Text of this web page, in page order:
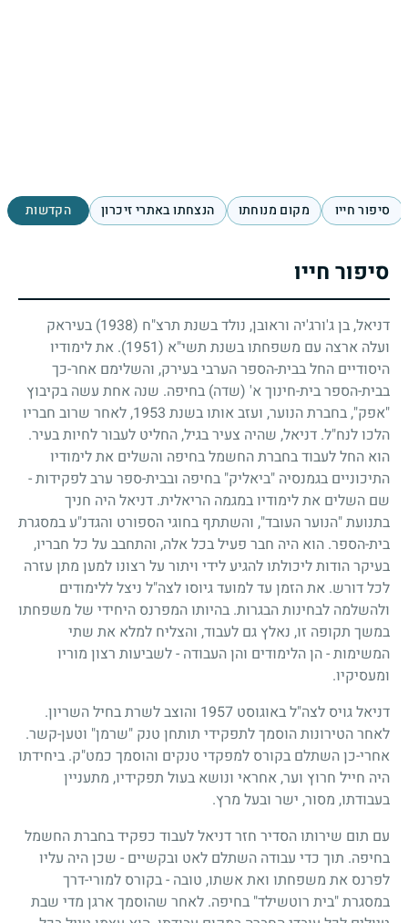
סיפור חייו מקום מנוחתו הנצחתו באתרי זיכרון הקדשות
סיפור חייו
דניאל, בן ג'ורג'יה וראובן, נולד בשנת תרצ"ח (1938)
בעיראק
ועלה ארצה עם משפחתו בשנת תשי"א (1951)
. את לימודיו
היסודיים החל בבית-הספר הערבי בעירק, והשלימם אחר-כך
בבית-הספר בית-חינוך א' (שדה) בחיפה. שנה אחת עשה בקיבוץ
"אפק", בחברת הנוער, ועזב אותו בשנת 1953, לאחר שרוב חבריו
הלכו לנח"ל. דניאל, שהיה צעיר בגיל, החליט לעבור לחיות בעיר.
הוא החל לעבוד בחברת החשמל בחיפה והשלים את לימודיו
התיכוניים בגמנסיה "ביאליק" בחיפה ובבית-ספר ערב לפקידות-
שם השלים את לימודיו במגמה הריאלית. דניאל היה חניך
בתנועת "הנוער העובד", והשתתף בחוגי הספורט והגדנ"ע במסגרת
בית-הספר. הוא היה חבר פעיל בכל אלה, והתחבב על כל חבריו,
בעיקר הודות ליכולתו להגיע לידי ויתור על רצונו למען מתן עזרה
לכל דורש. את הזמן עד למועד גיוסו לצה"ל ניצל ללימודים
ולהשלמה לבחינות הבגרות. בהיותו המפרנס היחידי של משפחתו
במשך תקופה זו, נאלץ גם לעבוד, והצליח למלא את שתי
המשימות-הן הלימודים והן העבודה -לשביעות רצון מוריו
ומעסיקיו.
דניאל גויס לצה"ל באוגוסט 1957 והוצב לשרת בחיל השריון.
לאחר הטירונות הוסמך לתפקידי תותחן טנק "שרמן" וטען-קשר.
אחרי-כן השתלם בקורס למפקדי טנקים והוסמך כמט"ק. ביחידתו
היה חייל חרוץ וער, אחראי ונושא בעול תפקידיו, מתעניין
בעבודתו, מסור, ישר ובעל מרץ.
עם תום שירותו הסדיר חזר דניאל לעבוד כפקיד בחברת החשמל
בחיפה. תוך כדי עבודה השתלם לאט ובקשיים - שכן היה עליו
לפרנס את משפחתו ואת אשתו, טובה -בקורס למורי-דרך
במסגרת "בית רוטשילד" בחיפה. לאחר שהוסמך ארגן מדי שבת